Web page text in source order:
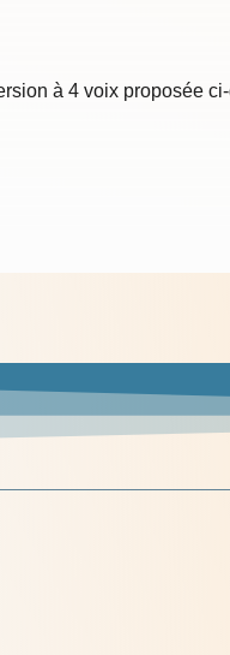
à 4 voix proposée